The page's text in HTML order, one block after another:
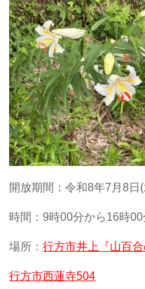
開放期間：令和8年7月8
時間：9時00分から16時
場所：行方市井上『山百
行方市西蓮寺504